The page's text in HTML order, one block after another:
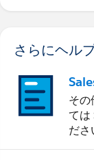
さらにヘル
その
ては
ださ